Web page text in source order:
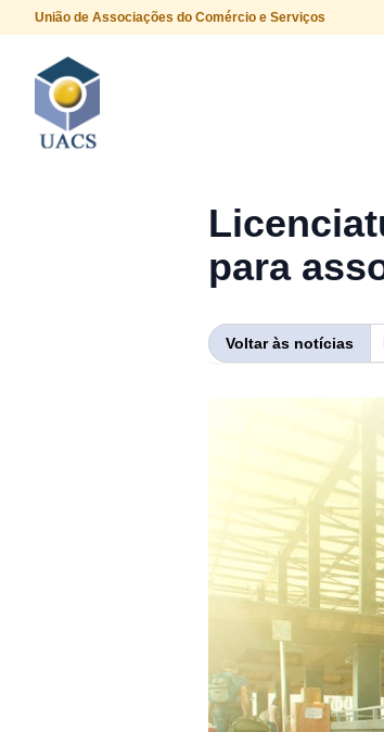
União de Associações do Comércio e Serviços
para
Voltar às notícias